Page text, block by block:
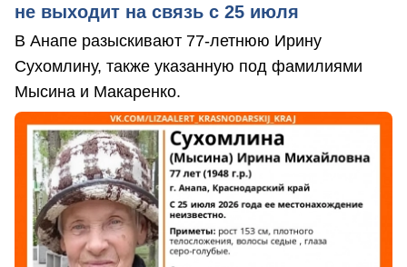
не выходит на связь с 25 июля
В Анапе разыскивают 77-летнюю Ирину
Сухомлину, также указанную под фамилиями
Мысина и Макаренко.